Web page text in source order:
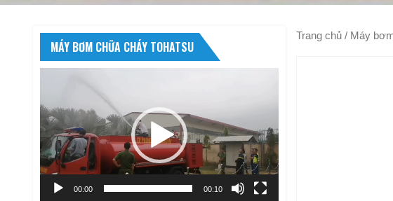
Trang chủ / Máy
MÁY BƠM CHỮA CHÁY TOHATSU
Video
00:00 00:10